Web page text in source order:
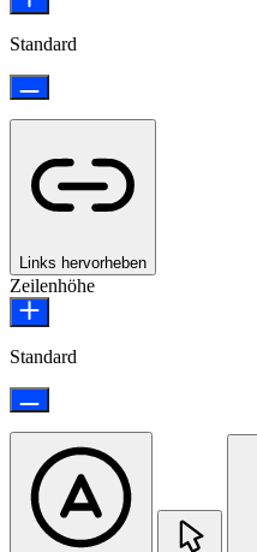
Standard
Links hervorheben
Zeilenhöhe
Standard